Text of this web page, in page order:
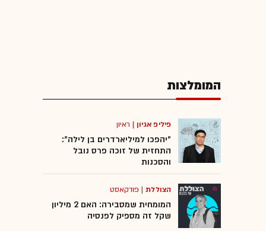
המומלצות
פיליפ אגיון | ראיון
"יהפכו למיליארדרים בן לילה":
התחזית של זוכה פרס נובל
והסכנות
הצוללת| פודקאסט
המומחית שמסבירה: האם 2 מיליון
שקל זה מספיק לפנסיה